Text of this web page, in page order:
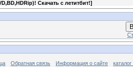
Скачать с летитбит!]
Обратная связь Информация о сайте